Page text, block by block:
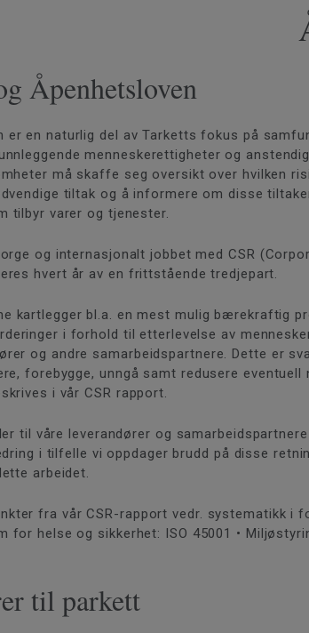
Åpenhetsloven
er en naturlig del av Tarketts fokus på
menneskerettigheter og
må skaffe seg oversikt over hvilken
tiltak og å informere om disse
tilbyr varer og tjenester.
og internasjonalt jobbet med CSR
hvert år av en frittstående tredjepart.
kartlegger bl.a. en mest mulig bærekraftig
i forhold til etterlevelse av
og andre samarbeidspartnere. Dette er
forebygge, unngå samt redusere
i vår CSR rapport.
til våre leverandører og
i tilfelle vi oppdager brudd på disse
arbeidet.
fra vår CSR-rapport vedr. systematikk i
for helse og sikkerhet: ISO 45001 •
til parkett